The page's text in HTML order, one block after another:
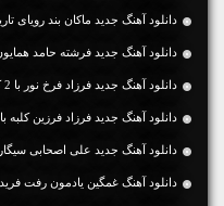
دانلود آهنگ جديد ماکان بند رویای
دانلود آهنگ جديد فرشته حامد
دانلود آهنگ جديد فرزاد فرخ نور با 2 کیفیت و متن آهنگ
دانلود آهنگ جديد فرزاد فرزین کلبه با 2 کیفیت و متن آهنگ
دانلود آهنگ جديد علی اصحابی سیگار با 2 کیفیت و متن
دانلود آهنگ غمگین یادمون رفت